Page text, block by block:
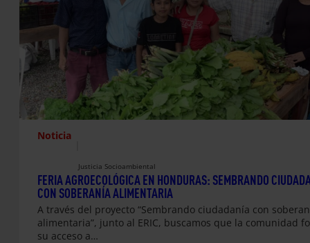
Noticia
Justicia Socioambiental
FERIA AGROECOLÓGICA EN HONDURAS: SEMBRANDO
CON SOBERANÍA ALIMENTARIA
A través del proyecto “Sembrando ciudadanía con
alimentaria”, junto al ERIC, buscamos que la comunidad
su acceso a…